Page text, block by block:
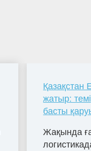
Қазақстан
жатыр:
басты
Жақында